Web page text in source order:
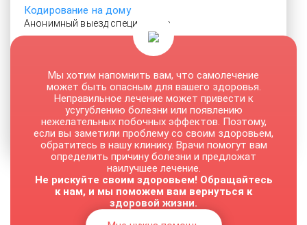
Кодирование на дому
Анонимный выезд специалиста
Бесплатные консультации
Квалифицированная помощь по телефону
Мотивация на лечение наркозависимости
Убеждение психологическими методами
Вытрезвитель
Детокс в стационаре
От 2500 руб.
Мы хотим напомнить вам, что самолечение
может быть опасным для вашего здоровья.
Неправильное лечение может привести к
усугублению болезни или появлению
нежелательных побочных эффектов. Поэтому,
если вы заметили проблему со своим здоровьем,
обратитесь в нашу клинику. Врачи помогут вам
определить причину болезни и предложат
наилучшее лечение.
Не рискуйте своим здоровьем! Обращайтесь
к нам, и мы поможем вам вернуться к
здоровой жизни.